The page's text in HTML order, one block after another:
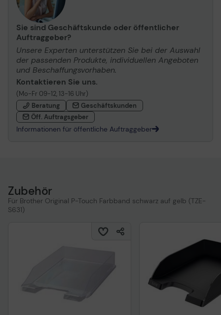
Sie sind Geschäftskunde oder öffentlicher
Auftraggeber?
Unsere Experten unterstützen Sie bei der Auswahl
der passenden Produkte, individuellen Angeboten
und Beschaffungsvorhaben.
Kontaktieren Sie uns.
(Mo-Fr 09-12, 13-16 Uhr)
Beratung
Geschäftskunden
Öff. Auftragsgeber
Informationen für öffentliche Auftraggeber
Zubehör
Für Brother Original P-Touch Farbband schwarz auf gelb (TZE-
S631)